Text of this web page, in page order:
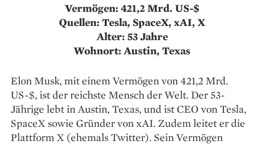
Vermögen: 421,2 Mrd. US-$
Quellen: Tesla, SpaceX, xAI, X
Alter: 53 Jahre
Wohnort: Austin, Texas
Elon Musk, mit einem Vermögen von 421,2 Mrd.
US-$, ist der reichste Mensch der Welt. Der 53-
Jährige lebt in Austin, Texas, und ist CEO von Tesla,
SpaceX sowie Gründer von xAI. Zudem leitet er die
Plattform X (ehemals Twitter). Sein Vermögen